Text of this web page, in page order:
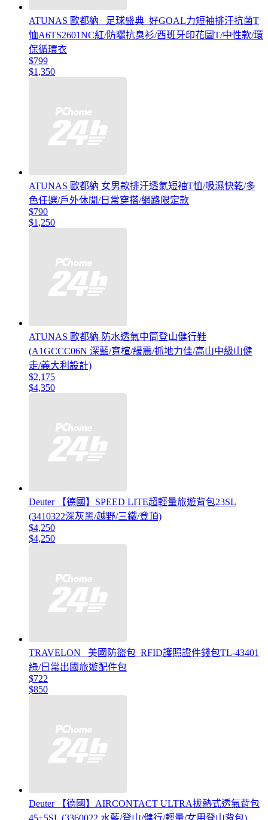
ATUNAS 歐都納 _足球盛典_好GOAL力短袖排汗抗菌T
恤A6TS2601NC紅/防曬抗臭衫/西班牙印花圖T/中性款/環
保循環衣
$799
$1,350
ATUNAS 歐都納 女男款排汗透氣短袖T恤/吸濕快乾/多
色任選/戶外休閒/日常穿搭/網路限定款
$790
$1,250
ATUNAS 歐都納 防水透氣中筒登山健行鞋
(A1GCCC06N 深藍/寬楦/緩震/抓地力佳/高山中級山健
走/義大利設計)
$2,175
$4,350
Deuter 【德國】SPEED LITE超輕量旅遊背包23SL
(3410322深灰黑/越野/三鐵/登頂)
$4,250
$4,250
TRAVELON _美國防盜包_RFID護照證件錢包TL-43401
綠/日常出國旅遊配件包
$722
$850
Deuter 【德國】AIRCONTACT ULTRA拔熱式透氣背包